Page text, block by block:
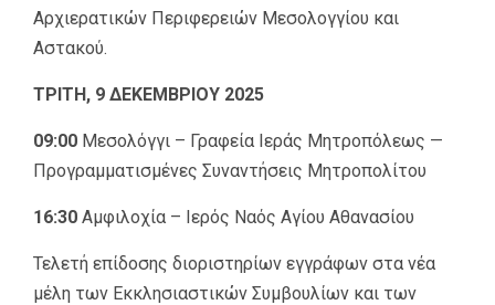
Αρχιερατικών Περιφερειών Μεσολογγίου και
Αστακού.
ΤΡΙΤΗ, 9 ΔΕΚΕΜΒΡΙΟΥ 2025
09:00 Μεσολόγγι – Γραφεία Ιεράς Μητροπόλεως —
Προγραμματισμένες Συναντήσεις Μητροπολίτου
16:30 Αμφιλοχία – Ιερός Ναός Αγίου Αθανασίου
Τελετή επίδοσης διοριστηρίων εγγράφων στα νέα
μέλη των Εκκλησιαστικών Συμβουλίων και των